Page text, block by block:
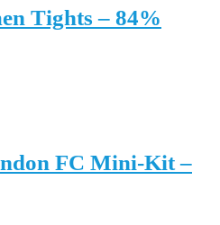
Tights – 84%
FC Mini-Kit –